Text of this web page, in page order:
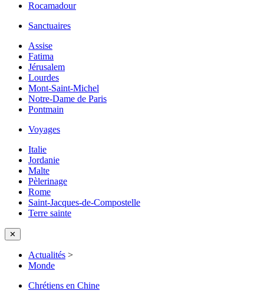
Rocamadour
Sanctuaires
Assise
Fatima
Jérusalem
Lourdes
Mont-Saint-Michel
Notre-Dame de Paris
Pontmain
Voyages
Italie
Jordanie
Malte
Pèlerinage
Rome
Saint-Jacques-de-Compostelle
Terre sainte
✕
Actualités >
Monde
Chrétiens en Chine